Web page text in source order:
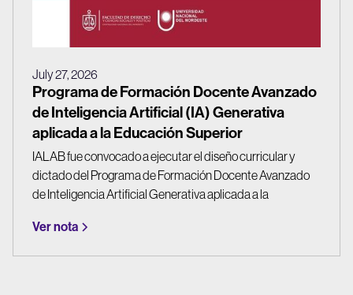
July 27, 2026
Programa de Formación Docente Avanzado
de Inteligencia Artificial (IA) Generativa
aplicada a la Educación Superior
IALAB fue convocado a ejecutar el diseño curricular y
dictado del Programa de Formación Docente Avanzado
de Inteligencia Artificial Generativa aplicada a la
Facultad de Derecho, Ciencias Sociales y Políticas de la
Ver nota